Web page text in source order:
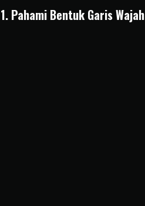
1. Pahami Bentuk Garis Wajah